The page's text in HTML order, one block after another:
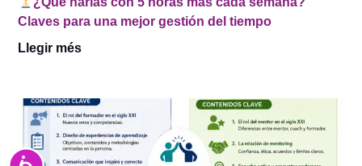
Accesibilidad
Claves para una mejor gestión del tiempo
Llegir més